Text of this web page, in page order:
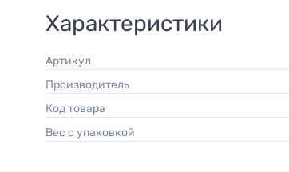
Характеристики
Артикул
Производитель
Код товара
Вес с упаковкой